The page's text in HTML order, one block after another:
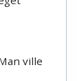
ville